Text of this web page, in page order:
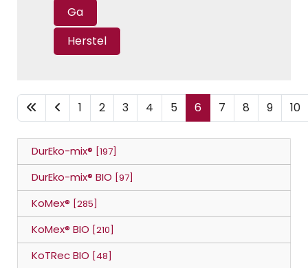
1 2 3 4 5 6 7 8 9 10
DurEko-mix® [197]
DurEko-mix® BIO [97]
KoMex® [285]
KoMex® BIO [210]
KoTRec BIO [48]